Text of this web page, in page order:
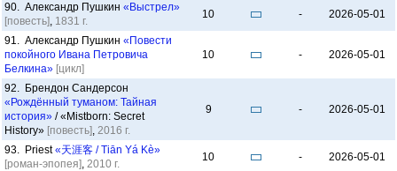
90. Александр Пушкин «Выстрел»
[повесть], 1831 г.
10 - 2026-05-01
91. Александр Пушкин «Повести
покойного Ивана Петровича
Белкина» [цикл]
10 - 2026-05-01
92. Брендон Сандерсон
«Рождённый туманом: Тайная
история» / «Mistborn: Secret
History» [повесть], 2016 г.
9 - 2026-05-01
93. Priest«天涯客 / Tiān Yá Kè»
[роман-эпопея], 2010 г.
10 - 2026-05-01